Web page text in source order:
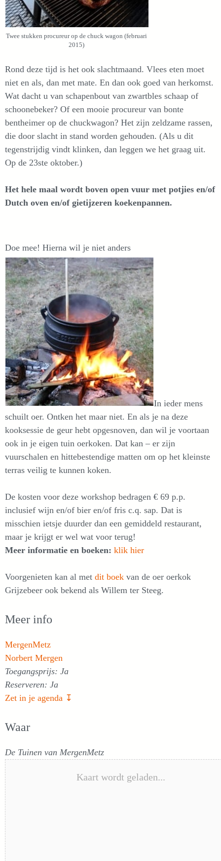
Twee stukken procureur op de chuck wagon (februari
2015)
Rond deze tijd is het ook slachtmaand. Vlees eten moet
niet en als, dan met mate. En dan ook goed van herkomst.
Wat dacht u van schapenbout van zwartbles schaap of
schoonebeker? Of een mooie procureur van bonte
bentheimer op de chuckwagon? Het zijn zeldzame rassen,
die door slacht in stand worden gehouden. (Als u dit
tegenstrijdig vindt klinken, dan leggen we het graag uit.
Op de 23ste oktober.)
Het hele maal wordt boven open vuur met potjies en/of
Dutch oven en/of gietijzeren koekenpannen.
Doe mee! Hierna wil je niet anders
In ieder mens
schuilt oer. Ontken het maar niet. En als je na deze
kooksessie de geur hebt opgesnoven, dan wil je voortaan
ook in je eigen tuin oerkoken. Dat kan – er zijn
vuurschalen en hittebestendige matten om op het kleinste
terras veilig te kunnen koken.
De kosten voor deze workshop bedragen € 69 p.p.
inclusief wijn en/of bier en/of fris c.q. sap. Dat is
misschien ietsje duurder dan een gemiddeld restaurant,
maar je krijgt er wel wat voor terug!
Meer informatie en boeken: klik hier
Voorgenieten kan al met dit boek van de oer oerkok
Grijzebeer ook bekend als Willem ter Steeg.
Meer info
MergenMetz
Norbert Mergen
Toegangsprijs: Ja
Reserveren: Ja
Zet in je agenda ↧
Waar
De Tuinen van MergenMetz
Kaart wordt geladen...